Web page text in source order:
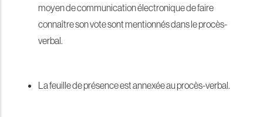
moyen de communication électronique de faire
connaître son vote sont mentionnés dans le procès-
verbal.
La feuille de présence est annexée au procès-verbal.